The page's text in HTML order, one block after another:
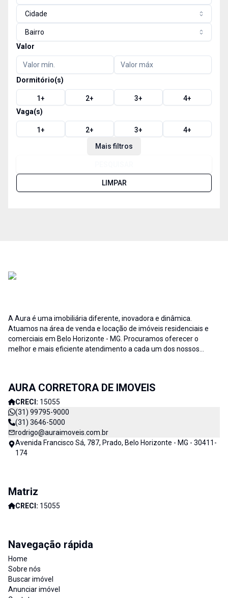
Cidade
Bairro
Valor
Dormitório(s)
1+ 2+ 3+ 4+
Vaga(s)
1+ 2+ 3+ 4+
Mais filtros
LIMPAR
A Aura é uma imobiliária diferente, inovadora e dinâmica.
Atuamos na área de venda e locação de imóveis residenciais e
comerciais em Belo Horizonte - MG. Procuramos oferecer o
melhor e mais eficiente atendimento a cada um dos nossos
Imóveis e consequentemente de nossos clientes. AURA
AURA CORRETORA DE IMOVEIS
CRECI: 15055
(31) 99795-9000
(31) 3646-5000
rodrigo@auraimoveis.com.br
Avenida Francisco Sá, 787, Prado, Belo Horizonte - MG - 30411-
174
Matriz
CRECI: 15055
Navegação rápida
Home
Sobre nós
Buscar imóvel
Anunciar imóvel